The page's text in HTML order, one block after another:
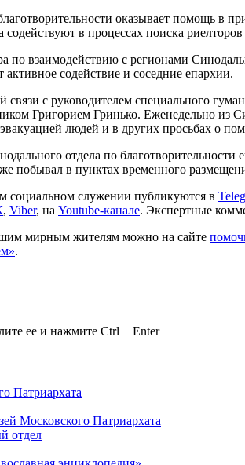
оказывает помощь в
содействуют в процессах поиска
по взаимодействию с регионами
содействие и соседние епархии.
связи с руководителем специального
Григорием Гринько. Еженедельно из
людей и в других просьбах о
отдела по
побывал в пунктах временного
социальном служении публикуются в
, Viber, на Youtube-канале. Экспертные
мирным жителям можно на сайте
.
ее и нажмите Ctrl + Enter
Патриархата
Московского Патриархата
отдел